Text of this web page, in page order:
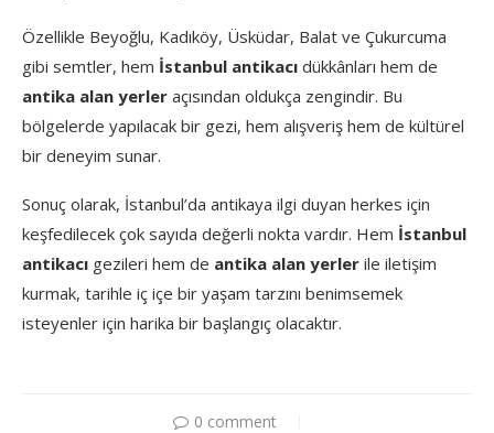
Özellikle Beyoğlu, Kadıköy, Üsküdar, Balat ve Çukurcuma
gibi semtler, hem İstanbul antikacı dükkânları hem de
antika alan yerler açısından oldukça zengindir. Bu
bölgelerde yapılacak bir gezi, hem alışveriş hem de kültürel
bir deneyim sunar.
Sonuç olarak, İstanbul’da antikaya ilgi duyan herkes için
keşfedilecek çok sayıda değerli nokta vardır. Hem İstanbul
antikacı gezileri hem de antika alan yerler ile iletişim
kurmak, tarihle iç içe bir yaşam tarzını benimsemek
isteyenler için harika bir başlangıç olacaktır.
0 comment